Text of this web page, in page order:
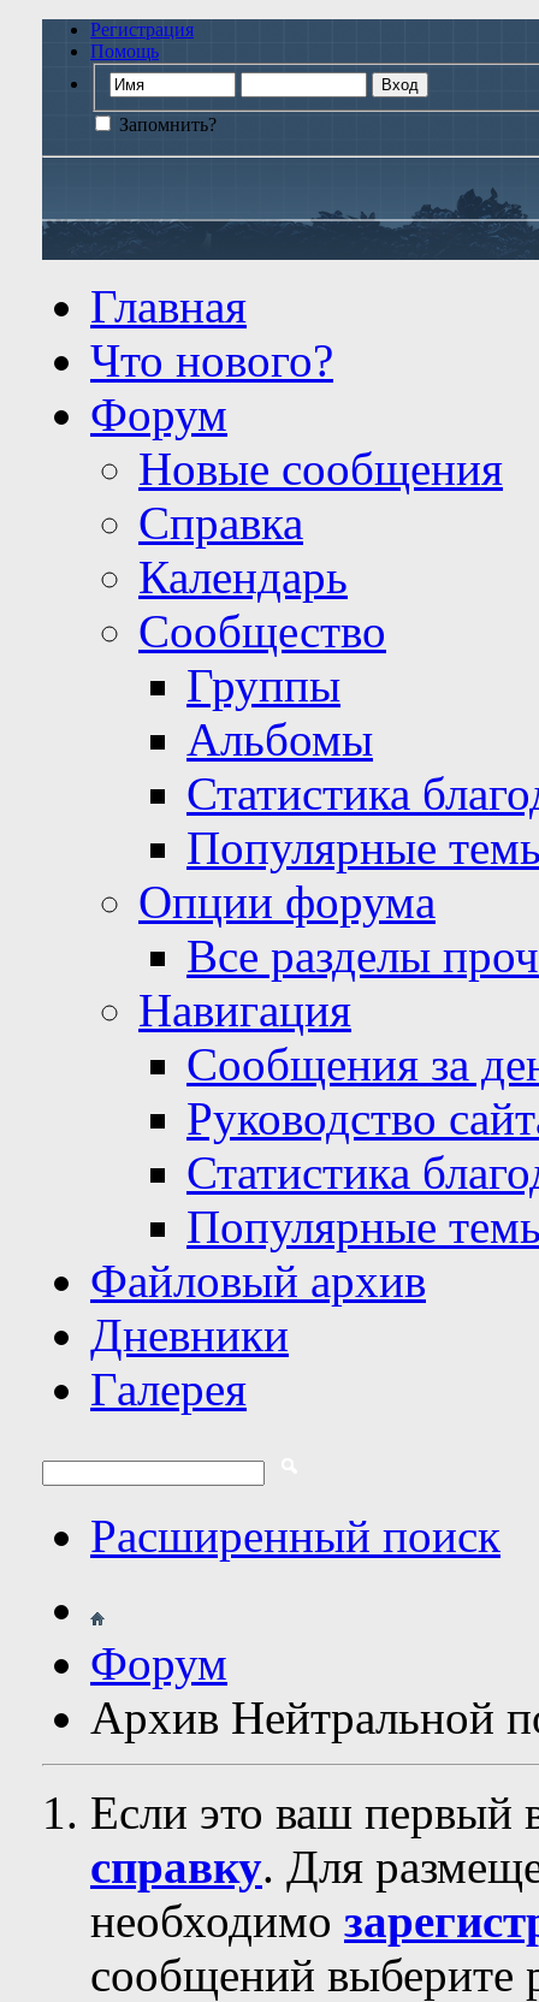
Регистрация
Помощь
Запомнить?
Главная
Что нового?
Форум
Новые сообщения
Справка
Календарь
Сообщество
Группы
Альбомы
Статистика
Популярные
Опции форума
Все разделы
Навигация
Сообщения за
Руководство
Статистика
Популярные
Файловый архив
Дневники
Галерея
Расширенный поиск
Форум
Архив Нейтральной
Если это ваш первый
справку. Для
необходимо
сообщений выберите